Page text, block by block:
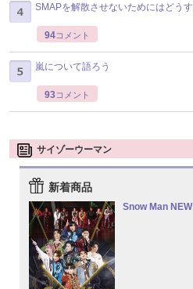
SMAPを解散させないためにはどう
94コメント
嵐について語ろう
93コメント
サイゾーウーマン
新着商品
Snow Man